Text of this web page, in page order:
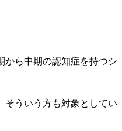
ら中期の認知症を持つシ
ういう方も対象としてい